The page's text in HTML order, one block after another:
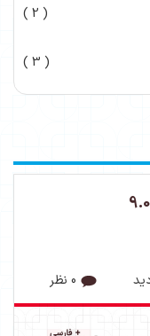
( 2 )
( 3 )